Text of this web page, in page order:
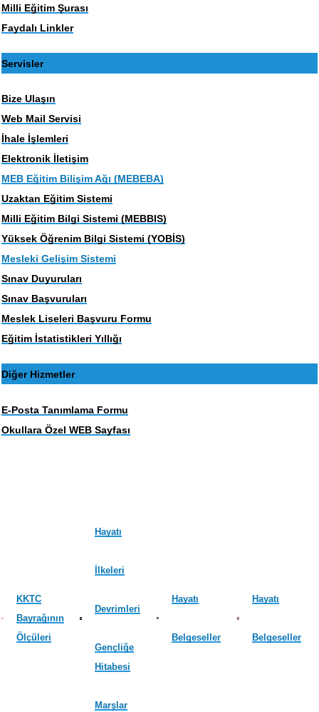
Milli Eğitim Şurası
Faydalı Linkler
Servisler
Bize Ulaşın
Web Mail Servisi
İhale İşlemleri
Elektronik İletişim
MEB Eğitim Bilişim Ağı (MEBEBA)
Uzaktan Eğitim Sistemi
Milli Eğitim Bilgi Sistemi (MEBBIS)
Yüksek Öğrenim Bilgi Sistemi (YOBİS)
Mesleki Gelişim Sistemi
Sınav Duyuruları
Sınav Başvuruları
Meslek Liseleri Başvuru Formu
Eğitim İstatistikleri Yıllığı
Diğer Hizmetler
E-Posta Tanımlama Formu
Okullara Özel WEB Sayfası
KKTC
Bayrağının
Ölçüleri
Hayatı
İlkeleri
Devrimleri
Gençliğe
Hitabesi
Marşlar
Hayatı
Belgeseller
Hayatı
Belgeseller